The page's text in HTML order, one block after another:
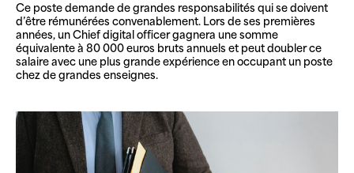
Ce poste demande de grandes responsabilités qui se doivent
d’être rémunérées convenablement. Lors de ses premières
années, un Chief digital officer gagnera une somme
équivalente à 80 000 euros bruts annuels et peut doubler ce
salaire avec une plus grande expérience en occupant un poste
chez de grandes enseignes.